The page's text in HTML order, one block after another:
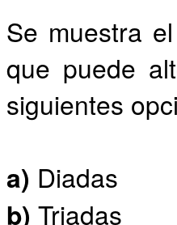
Se muestra
que puede
siguientes
a) Diadas
b) Triadas